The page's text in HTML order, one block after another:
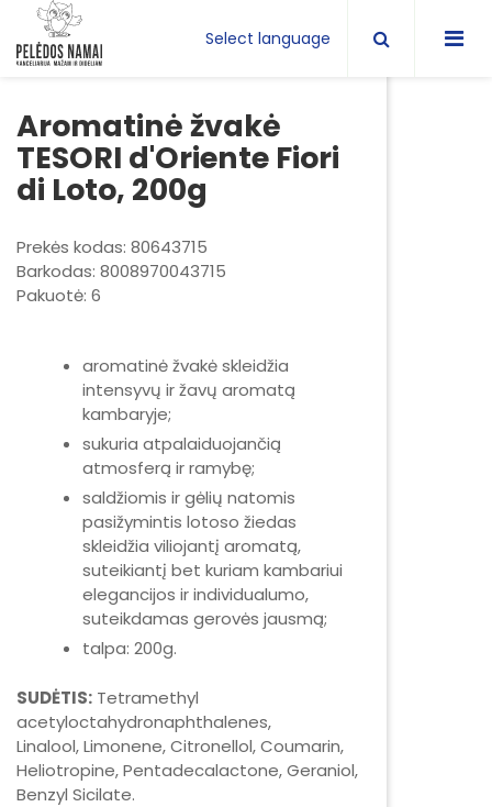
Select language
Aromatinė žvakė
TESORI d'Oriente Fiori
di Loto, 200g
Prekės kodas: 80643715
Barkodas: 8008970043715
Pakuotė: 6
aromatinė žvakė skleidžia
intensyvų ir žavų aromatą
kambaryje;
sukuria atpalaiduojančią
atmosferą ir ramybę;
saldžiomis ir gėlių natomis
pasižymintis lotoso žiedas
skleidžia viliojantį aromatą,
suteikiantį bet kuriam kambariui
elegancijos ir individualumo,
suteikdamas gerovės jausmą;
talpa: 200g.
SUDĖTIS: Tetramethyl
acetyloctahydronaphthalenes,
Linalool, Limonene, Citronellol, Coumarin,
Heliotropine, Pentadecalactone, Geraniol,
Benzyl Sicilate.